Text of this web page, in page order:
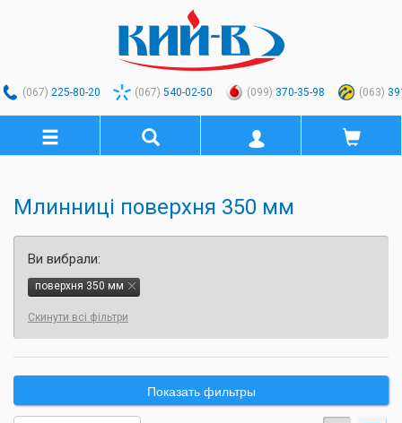
(067) 225-80-20 (067) 540-02-50 (099) 370-35-98 (063)
Показать фильтры
Млинниці поверхня 350 мм
Ви вибрали:
поверхня 350 мм
Скинути всі фільтри